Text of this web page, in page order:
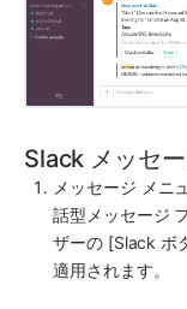
Slack メッセ
メッセージ メニ
話型メッセージ
ザーの [Slack ボ
適用されます。